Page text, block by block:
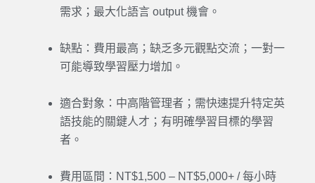
需求；最大化語言 output 機會。
缺點：費用最高；缺乏多元觀點交流；一對一
可能導致學習壓力增加。
適合對象：中高階管理者；需快速提升特定英
語技能的關鍵人才；有明確學習目標的學習
者。
費用區間：NT$1,500 – NT$5,000+ / 每小時